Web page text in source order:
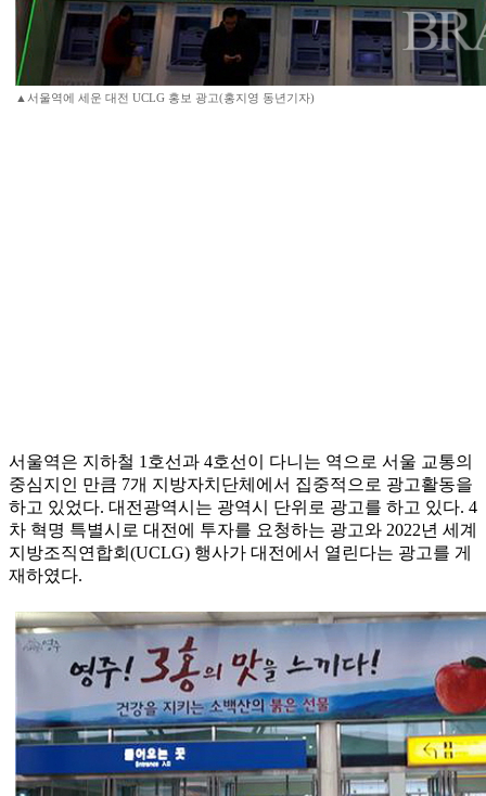
▲서울역에 세운 대전 UCLG 홍보 광고(홍지영 동년기자)
서울역은 지하철 1호선과 4호선이 다니는 역으로 서울 교통의
중심지인 만큼 7개 지방자치단체에서 집중적으로 광고활동을
하고 있었다. 대전광역시는 광역시 단위로 광고를 하고 있다. 4
차 혁명 특별시로 대전에 투자를 요청하는 광고와 2022년 세계
지방조직연합회(UCLG) 행사가 대전에서 열린다는 광고를 게
재하였다.